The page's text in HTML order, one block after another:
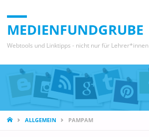
MEDIENFUNDGRUBE
Webtools und Linktipps - nicht nur für Lehrer*innen
STARTALLGEMEIN PAMPAM